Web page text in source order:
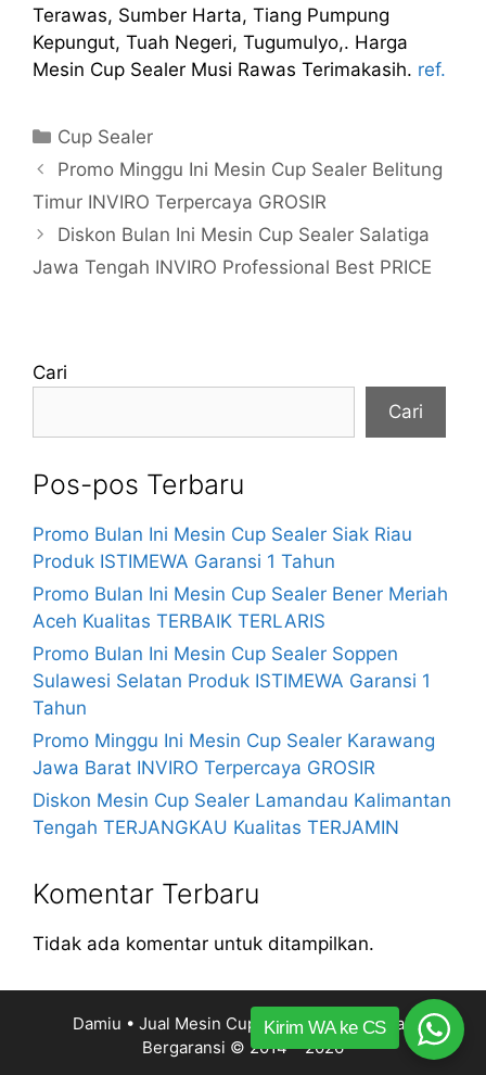
Terawas, Sumber Harta, Tiang Pumpung
Kepungut, Tuah Negeri, Tugumulyo,. Harga
Mesin Cup Sealer Musi Rawas Terimakasih. ref.
Kategori
Cup Sealer
Promo Minggu Ini Mesin Cup Sealer Belitung
Timur INVIRO Terpercaya GROSIR
Diskon Bulan Ini Mesin Cup Sealer Salatiga
Jawa Tengah INVIRO Professional Best PRICE
Cari
Cari
Pos-pos Terbaru
Promo Bulan Ini Mesin Cup Sealer Siak Riau
Produk ISTIMEWA Garansi 1 Tahun
Promo Bulan Ini Mesin Cup Sealer Bener Meriah
Aceh Kualitas TERBAIK TERLARIS
Promo Bulan Ini Mesin Cup Sealer Soppen
Sulawesi Selatan Produk ISTIMEWA Garansi 1
Tahun
Promo Minggu Ini Mesin Cup Sealer Karawang
Jawa Barat INVIRO Terpercaya GROSIR
Diskon Mesin Cup Sealer Lamandau Kalimantan
Tengah TERJANGKAU Kualitas TERJAMIN
Komentar Terbaru
Tidak ada komentar untuk ditampilkan.
Damiu • Jual Mesin Cup Sealer Harga Murah
Bergaransi © 2014 – 2026
Kirim WA ke CS